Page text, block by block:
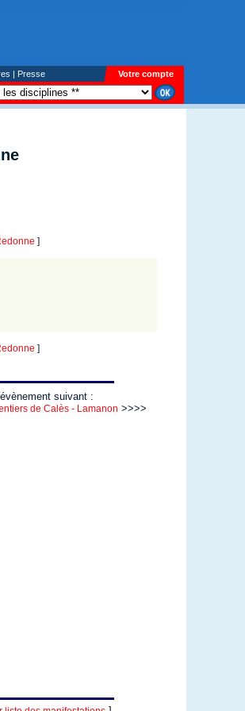
| Presse Votre compte
]
]
évènement suivant :
de Calès - Lamanon >>>>